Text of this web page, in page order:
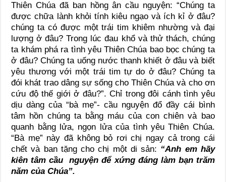
Thiên Chúa đã ban hồng ân cầu nguyện: “Chúng ta
được chữa lành khỏi tính kiêu ngạo và ích kỉ ở đâu?
chúng ta có được một trái tim khiêm nhường và đại
lượng ở đâu? Trong lúc đau khổ và thử thách, chúng
ta khám phá ra tình yêu Thiên Chúa bao bọc chúng ta
ở đâu? Chúng ta uống nước thanh khiết ở đâu và biết
yêu thương với một trái tim tự do ở đâu? Chúng ta
đói khát trao dâng sự sống cho Thiên Chúa và cho ơn
cứu độ thế giới ở đâu?”. Chỉ trong đôi cánh tình yêu
dịu dàng của “bà mẹ”- cầu nguyện đổ đầy cái bình
tâm hồn chúng ta bằng máu của con chiên và bao
quanh bằng lửa, ngọn lửa của tình yêu Thiên Chúa.
“Bà mẹ” này đã không bỏ rơi chị ngay cả trong cái
chết và ban tặng cho chị một di sản: “Anh em hãy
kiên tâm cầu nguyện để xứng đáng làm bạn trăm
năm của Chúa”.